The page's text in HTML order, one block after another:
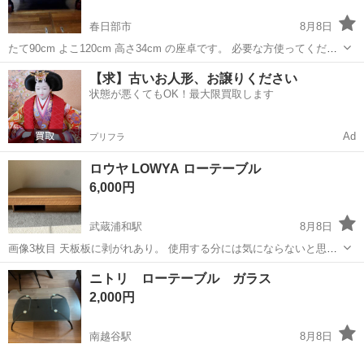
春日部市
8月8日
たて90cm よこ120cm 高さ34cm の座卓です。 必要な方使ってくださ
い。
埼玉 春日部市 テーブル
【求】古いお人形、お譲りください
状態が悪くてもOK！最大限買取します
プリフラ Ad
ロウヤ LOWYA ローテーブル
6,000円
武蔵浦和駅
8月8日
画像3枚目 天板板に剥がれあり。 使用する分には気にならないと思い
ます。 あとの目立った傷はありません。 画像4.5枚目に商品詳細あ
り。 詳細気になる方は ↓ ヨハイル / センターテーブル (幅110) [幅
110]...
埼玉 さいたま市 テーブル
ニトリ ローテーブル ガラス
2,000円
南越谷駅
8月8日